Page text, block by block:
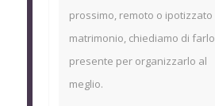
prossimo, remoto o ipotizzato
matrimonio, chiediamo di farlo
presente per organizzarlo al
meglio.